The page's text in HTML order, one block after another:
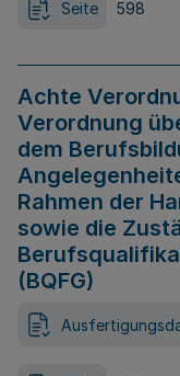
Seite 598
Achte
Verordnung
dem
Rahmen der
sowie die
(BQFG)